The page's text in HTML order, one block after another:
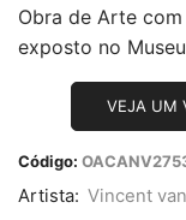
Obra de Arte
exposto no
VEJA UM
Código:
Artista: Vincent